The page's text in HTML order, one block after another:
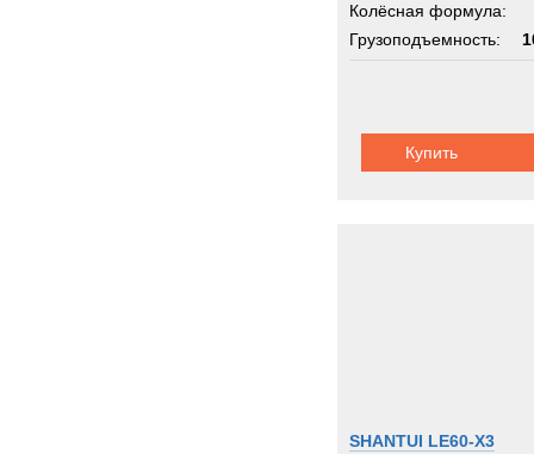
Колёсная формула:
Грузоподъемность:
Купить
SHANTUI LE60-X3